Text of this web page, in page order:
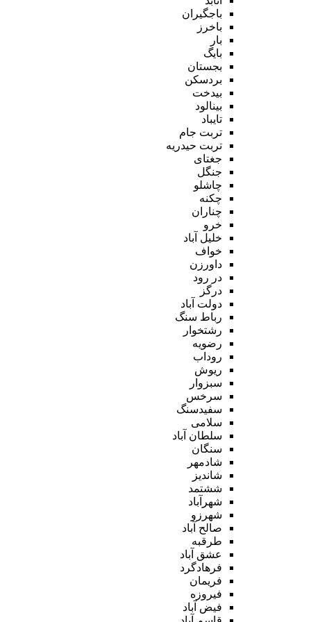
باجگیران
باخرز
بار
بایگ
بجستان
بردسکن
بیدخت
بینالود
تایباد
تربت جام
تربت حیدریه
جغتای
جنگل
چاشلو
چکنه
چناران
خرو
خلیل آباد
خواف
داورزن
در رود
درگز
دولت آباد
رباط سنگ
رشتخوار
رضویه
روداب
ریوش
سبزوار
سرخس
سفیدسنگ
سلامی
سلطان آباد
سنگان
شادمهر
شاندیز
ششتمد
شهرآباد
شهرزو
صالح آباد
طرقبه
عشق آباد
فرهادگرد
فریمان
فیروزه
فیض آباد